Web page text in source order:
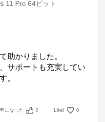
11 Pro 64ビット
助かりました。
サポートも充実してい
。
になった 0 Like! 0